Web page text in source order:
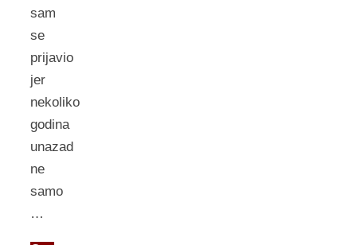
sam
se
prijavio
jer
nekoliko
godina
unazad
ne
samo
…